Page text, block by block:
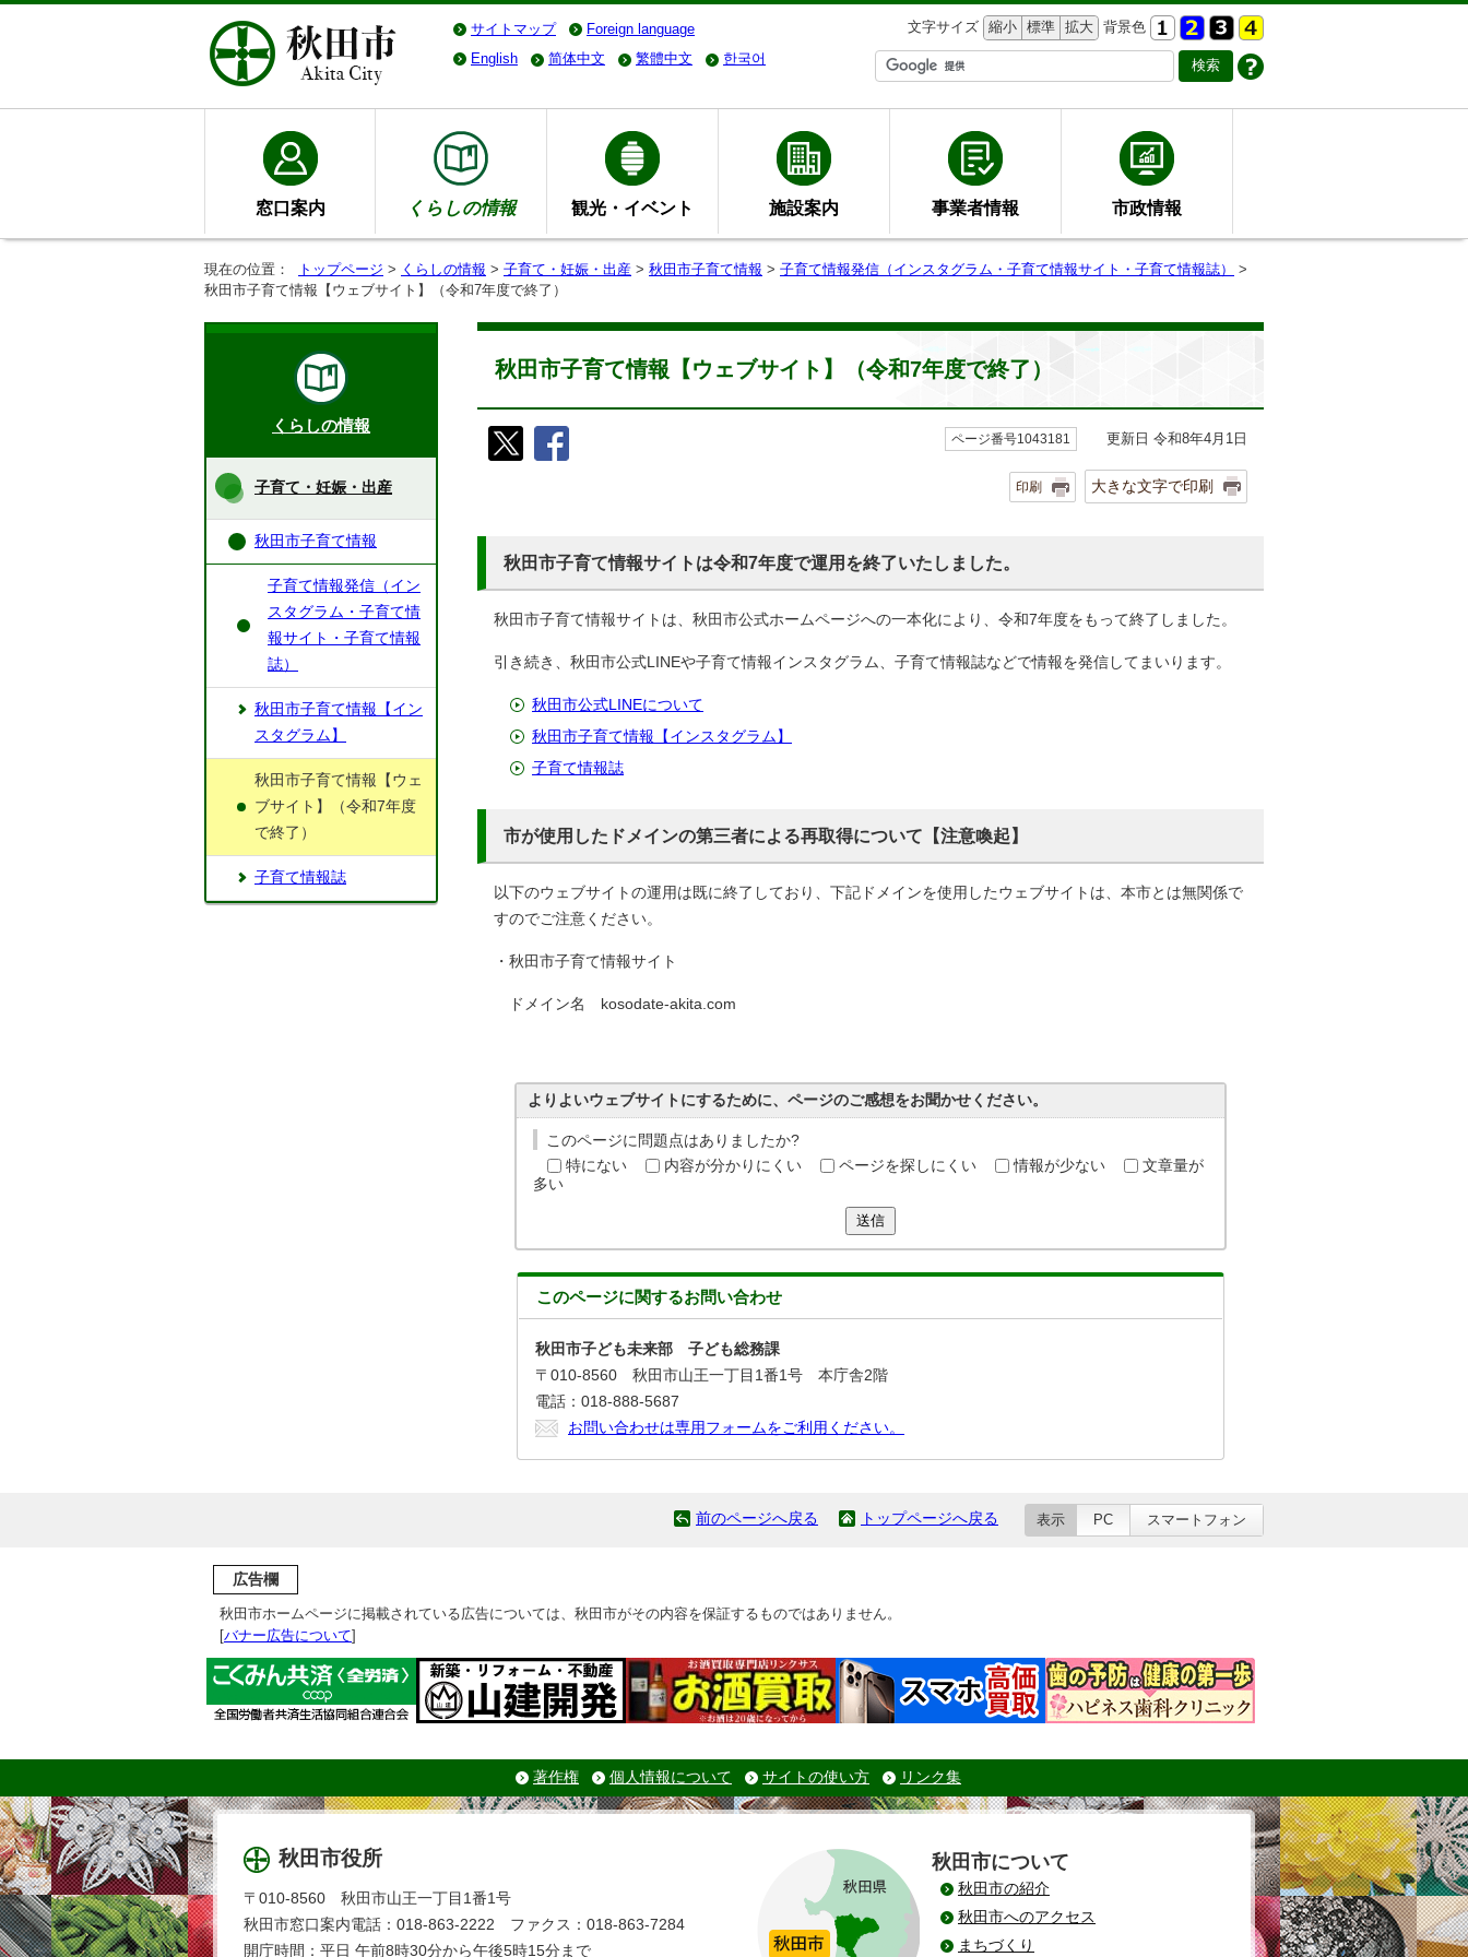
サイトマップ Foreign language 文字サイズ 縮小 標準 拡大 背景色
English
简体中文 繁體中文 한국어
窓口案内 くらしの情報 観光・イベント 施設案内 事業者情報 市政情報
現在の位置： トップページ > くらしの情報 > 子育て・妊娠・出産 > 秋田市子育て情報 > 子育て情報発信（インスタグラム・子育て情報サイト・子育て情報誌）
>
秋田市子育て情報【ウェブサイト】（令和7年度で終了）
秋田市子育て情報【ウェブサイト】（令和7年度で終了）
ページ番号1043181 更新日 令和8年4月1日
印刷 大きな文字で印刷
秋田市子育て情報サイトは令和7年度で運用を終了いたしました。
秋田市子育て情報サイトは、秋田市公式ホームページへの一本化により、令和7年度をもって終了しました。
引き続き、秋田市公式LINEや子育て情報インスタグラム、子育て情報誌などで情報を発信してまいります。
秋田市公式LINEについて
秋田市子育て情報【インスタグラム】
子育て情報誌
市が使用したドメインの第三者による再取得について【注意喚起】
以下のウェブサイトの運用は既に終了しており、下記ドメインを使用したウェブサイトは、本市とは無関係で
すのでご注意ください。
・秋田市子育て情報サイト
ドメイン名 kosodate-akita.com
よりよいウェブサイトにするために、ページのご感想をお聞かせください。
このページに問題点はありましたか?
特にない
内容が分かりにくい ページを探しにくい 情報が少ない
文章量が
多い
送信
このページに関するお問い合わせ
秋田市子ども未来部 子ども総務課
〒010-8560 秋田市山王一丁目1番1号 本庁舎2階
電話：018-888-5687
お問い合わせは専用フォームをご利用ください。
くらしの情報
子育て・妊娠・出産
秋田市子育て情報
子育て情報発信（イン
スタグラム・子育て情
報サイト・子育て情報
誌）
秋田市子育て情報【イン
スタグラム】
秋田市子育て情報【ウェ
ブサイト】（令和7年度
で終了）
子育て情報誌
前のページへ戻る トップページへ戻る 表示 PC スマートフォン
広告欄
秋田市ホームページに掲載されている広告については、秋田市がその内容を保証するものではありません。
[バナー広告について]
著作権 個人情報について サイトの使い方 リンク集
秋田市役所
〒010-8560 秋田市山王一丁目1番1号
秋田市窓口案内電話：018-863-2222 ファクス：018-863-7284
開庁時間：平日 午前8時30分から午後5時15分まで
秋田市について
秋田市の紹介
秋田市へのアクセス
まちづくり